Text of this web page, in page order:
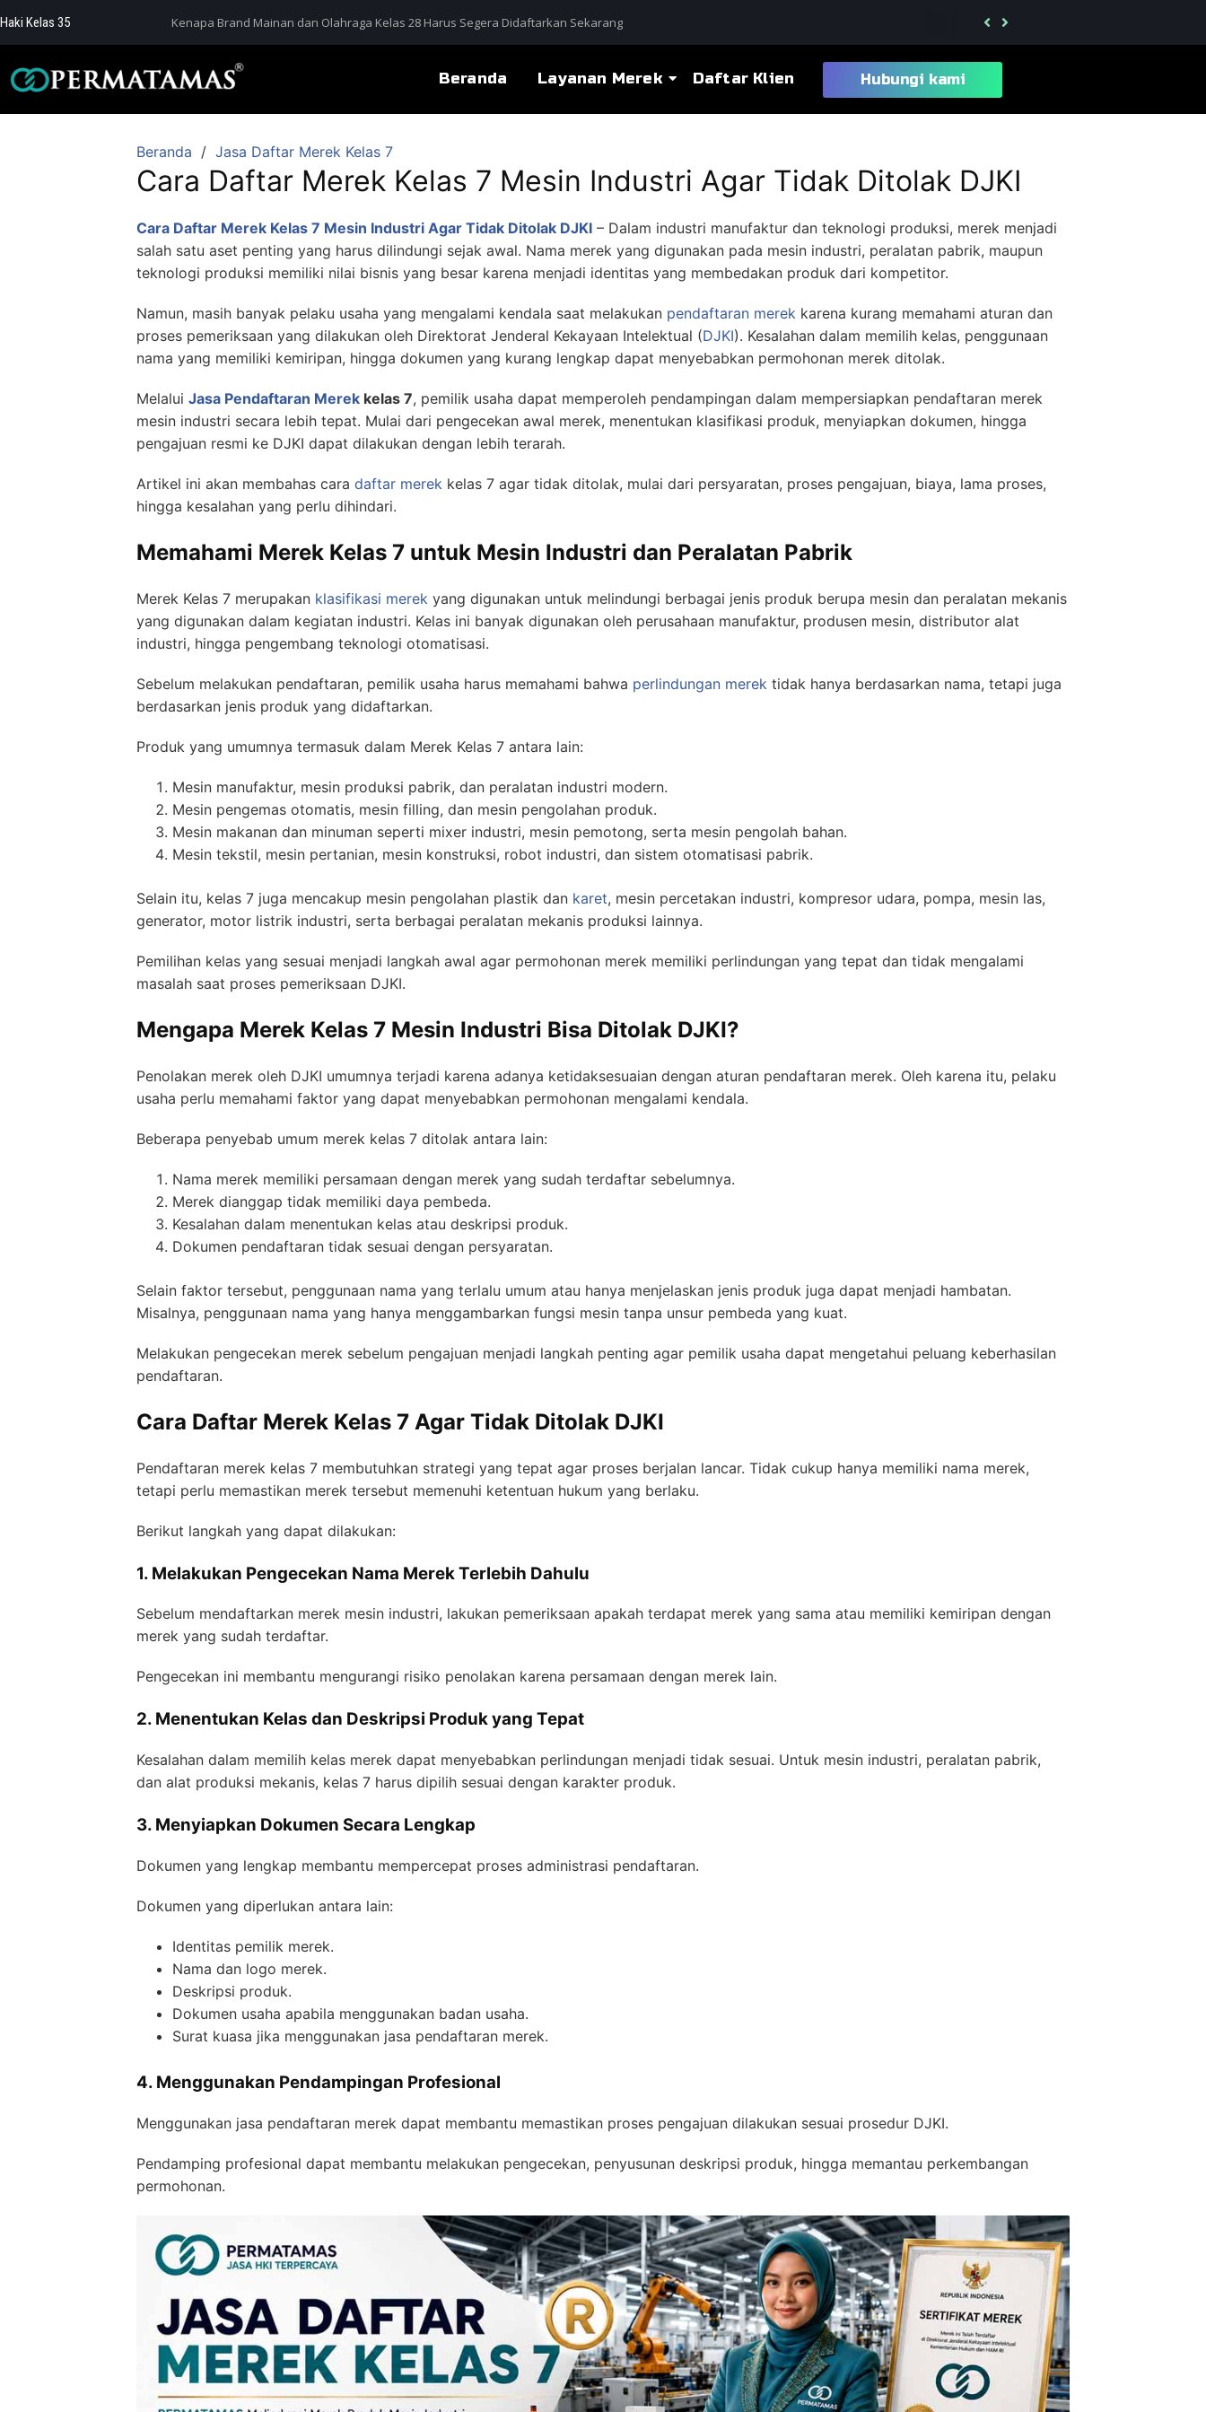
Haki Kelas 35 Kenapa Brand Mainan dan Olahraga Kelas 28 Harus Segera Didaftarkan Sekarang Jasa Pengurusan Merek Kelas 28 Mainan
Beranda Layanan Merek Daftar Klien Hubungi kami
Beranda Jasa Daftar Merek Kelas 7
Cara Daftar Merek Kelas 7 Mesin Industri Agar Tidak Ditolak DJKI
Cara Daftar Merek Kelas 7 Mesin Industri Agar Tidak Ditolak DJKI – Dalam industri manufaktur dan teknologi produksi, merek menjadi
salah satu aset penting yang harus dilindungi sejak awal. Nama merek yang digunakan pada mesin industri, peralatan pabrik, maupun
teknologi produksi memiliki nilai bisnis yang besar karena menjadi identitas yang membedakan produk dari kompetitor.
Namun, masih banyak pelaku usaha yang mengalami kendala saat melakukan pendaftaran merek karena kurang memahami aturan dan
proses pemeriksaan yang dilakukan oleh Direktorat Jenderal Kekayaan Intelektual (DJKI). Kesalahan dalam memilih kelas, penggunaan
nama yang memiliki kemiripan, hingga dokumen yang kurang lengkap dapat menyebabkan permohonan merek ditolak.
Melalui Jasa Pendaftaran Merek kelas 7, pemilik usaha dapat memperoleh pendampingan dalam mempersiapkan pendaftaran merek
mesin industri secara lebih tepat. Mulai dari pengecekan awal merek, menentukan klasifikasi produk, menyiapkan dokumen, hingga
pengajuan resmi ke DJKI dapat dilakukan dengan lebih terarah.
Artikel ini akan membahas cara daftar merek kelas 7 agar tidak ditolak, mulai dari persyaratan, proses pengajuan, biaya, lama proses,
hingga kesalahan yang perlu dihindari.
Memahami Merek Kelas 7 untuk Mesin Industri dan Peralatan Pabrik
Merek Kelas 7 merupakan klasifikasi merek yang digunakan untuk melindungi berbagai jenis produk berupa mesin dan peralatan mekanis
yang digunakan dalam kegiatan industri. Kelas ini banyak digunakan oleh perusahaan manufaktur, produsen mesin, distributor alat
industri, hingga pengembang teknologi otomatisasi.
Sebelum melakukan pendaftaran, pemilik usaha harus memahami bahwa perlindungan merek tidak hanya berdasarkan nama, tetapi juga
berdasarkan jenis produk yang didaftarkan.
Produk yang umumnya termasuk dalam Merek Kelas 7 antara lain:
Mesin manufaktur, mesin produksi pabrik, dan peralatan industri modern.
Mesin pengemas otomatis, mesin filling, dan mesin pengolahan produk.
Mesin makanan dan minuman seperti mixer industri, mesin pemotong, serta mesin pengolah bahan.
Mesin tekstil, mesin pertanian, mesin konstruksi, robot industri, dan sistem otomatisasi pabrik.
Selain itu, kelas 7 juga mencakup mesin pengolahan plastik dan karet, mesin percetakan industri, kompresor udara, pompa, mesin las,
generator, motor listrik industri, serta berbagai peralatan mekanis produksi lainnya.
Pemilihan kelas yang sesuai menjadi langkah awal agar permohonan merek memiliki perlindungan yang tepat dan tidak mengalami
masalah saat proses pemeriksaan DJKI.
Mengapa Merek Kelas 7 Mesin Industri Bisa Ditolak DJKI?
Penolakan merek oleh DJKI umumnya terjadi karena adanya ketidaksesuaian dengan aturan pendaftaran merek. Oleh karena itu, pelaku
usaha perlu memahami faktor yang dapat menyebabkan permohonan mengalami kendala.
Beberapa penyebab umum merek kelas 7 ditolak antara lain:
Nama merek memiliki persamaan dengan merek yang sudah terdaftar sebelumnya.
Merek dianggap tidak memiliki daya pembeda.
Kesalahan dalam menentukan kelas atau deskripsi produk.
Dokumen pendaftaran tidak sesuai dengan persyaratan.
Selain faktor tersebut, penggunaan nama yang terlalu umum atau hanya menjelaskan jenis produk juga dapat menjadi hambatan.
Misalnya, penggunaan nama yang hanya menggambarkan fungsi mesin tanpa unsur pembeda yang kuat.
Melakukan pengecekan merek sebelum pengajuan menjadi langkah penting agar pemilik usaha dapat mengetahui peluang keberhasilan
pendaftaran.
Cara Daftar Merek Kelas 7 Agar Tidak Ditolak DJKI
Pendaftaran merek kelas 7 membutuhkan strategi yang tepat agar proses berjalan lancar. Tidak cukup hanya memiliki nama merek,
tetapi perlu memastikan merek tersebut memenuhi ketentuan hukum yang berlaku.
Berikut langkah yang dapat dilakukan:
1. Melakukan Pengecekan Nama Merek Terlebih Dahulu
Sebelum mendaftarkan merek mesin industri, lakukan pemeriksaan apakah terdapat merek yang sama atau memiliki kemiripan dengan
merek yang sudah terdaftar.
Pengecekan ini membantu mengurangi risiko penolakan karena persamaan dengan merek lain.
2. Menentukan Kelas dan Deskripsi Produk yang Tepat
Kesalahan dalam memilih kelas merek dapat menyebabkan perlindungan menjadi tidak sesuai. Untuk mesin industri, peralatan pabrik,
dan alat produksi mekanis, kelas 7 harus dipilih sesuai dengan karakter produk.
3. Menyiapkan Dokumen Secara Lengkap
Dokumen yang lengkap membantu mempercepat proses administrasi pendaftaran.
Dokumen yang diperlukan antara lain:
Identitas pemilik merek.
Nama dan logo merek.
Deskripsi produk.
Dokumen usaha apabila menggunakan badan usaha.
Surat kuasa jika menggunakan jasa pendaftaran merek.
4. Menggunakan Pendampingan Profesional
Menggunakan jasa pendaftaran merek dapat membantu memastikan proses pengajuan dilakukan sesuai prosedur DJKI.
Pendamping profesional dapat membantu melakukan pengecekan, penyusunan deskripsi produk, hingga memantau perkembangan
permohonan.